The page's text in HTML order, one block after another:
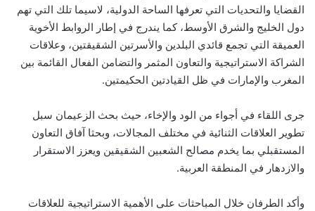
القضايا والتحديات التي تعرفها الساحة الدولية، لاسيما تلك التي تهم
دول الخليج والشرق الأوسط، كما يندرج في إطار الروابط الأخوية
العميقة التي تجمع قائدي البلدين والأسرتين الشقيقتين، وعلاقات
الشراكة الاستراتيجية والتعاون المثمر والتضامن الفعال القائمة بين
المغرب والإمارات في ظل القيادتين الحكيمتين.
جرى اللقاء في أجواء من الود والإخاء، حيث بحث الزعيمان سبل
تطوير العلاقات الثنائية في مختلف المجالات، وبحثا آفاق التعاون
المستقبلي بما يخدم مصالح الشعبين الشقيقين ويعزز الاستقرار
والازدهار في المنطقة العربية.
وأكد الطرفان خلال المباحثات على الأهمية الاستراتيجية للعلاقات